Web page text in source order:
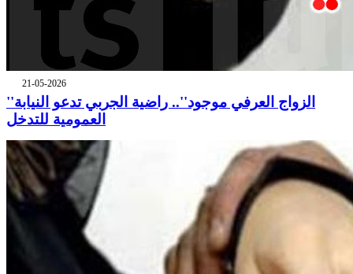
21-05-2026
''الزواج العرفي موجود''.. راضية الجربي تدعو النيابة
العمومية للتدخل